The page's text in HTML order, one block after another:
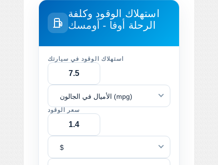
استهلاك الوقود وكلفة
الرحلة أوفا - أومسك
استهلاك الوقود في سيارتك
الأميال في الجالون (mpg)
سعر الوقود
$